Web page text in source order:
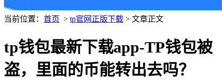
当前位置： 首页 > tp官网正版下载 > 文章正文
tp钱包最新下载app-TP钱包被
盗，里面的币能转出去吗？